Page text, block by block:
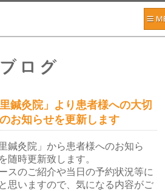
ブログ
鍼灸院」より患者様への大切
お知らせを更新します
鍼灸院」から患者様へのお知ら
随時更新致します。
スのご紹介や当日の予約状況等に
思いますので、気になる内容がご